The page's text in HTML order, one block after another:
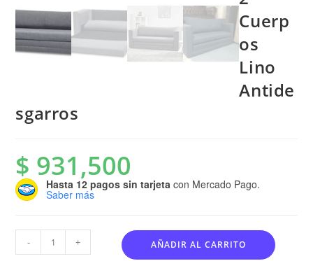
Cuerp
os
Lino
Antide
sgarros
$ 931,500
Hasta 12 pagos sin tarjeta con Mercado Pago.
Saber más
- + AÑADIR AL CARRITO